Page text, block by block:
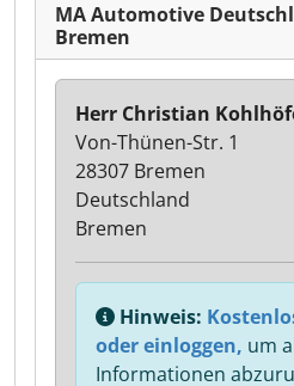
MA Automotive
Bremen
Herr Christian
Von-Thünen-Str. 1
28307 Bremen
Deutschland
Bremen
Hinweis:
oder einloggen, um
Informationen